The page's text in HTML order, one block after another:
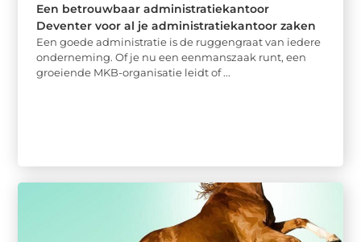
Een betrouwbaar administratiekantoor
Deventer voor al je administratiekantoor zaken
Een goede administratie is de ruggengraat van iedere
onderneming. Of je nu een eenmanszaak runt, een
groeiende MKB-organisatie leidt of ...